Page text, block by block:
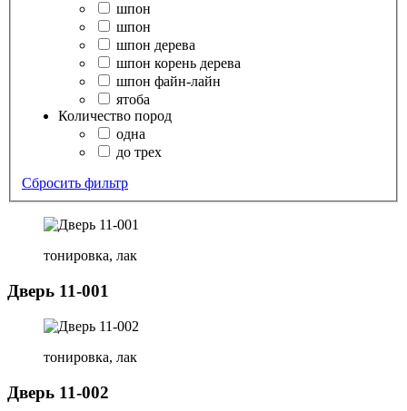
шпон
шпон
шпон дерева
шпон корень дерева
шпон файн-лайн
ятоба
Количество пород
одна
до трех
Сбросить фильтр
тонировка, лак
Дверь 11-001
тонировка, лак
Дверь 11-002